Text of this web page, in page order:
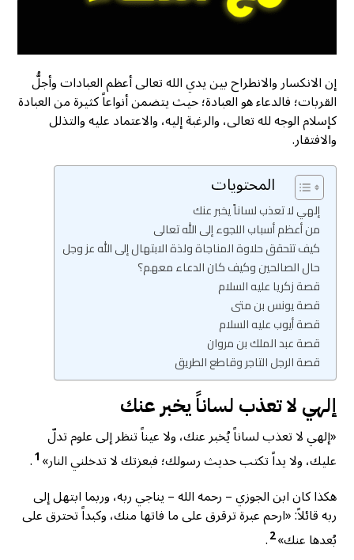
إن الانكسار والانطراح بين يدي الله تعالى أعظم العبادات وأجلُّ
القربات؛ فالدعاء هو العبادة؛ حيث يتضمن أنواعاً كثيرة من العبادة
كإسلام الوجه لله تعالى، والرغبة إليه، والاعتماد عليه والتذلل
والافتقار.
المحتويات
إلهي لا تعذب لساناً يخبر عنك
من أعظم أسباب اللجوء إلى الله تعالى
كيف تتحقق حلاوة المناجاة ولذة الابتهال إلى الله عز وجل
حال الصالحين وكيف كان الدعاء معهم؟
قصة زكريا عليه السلام
قصة يونس بن متى
قصة أيوب عليه السلام
قصة عبد الملك بن مروان
قصة الرجل التاجر وقاطع الطريق
إلهي لا تعذب لساناً يخبر عنك
«إلهي لا تعذب لساناً يُخبر عنك، ولا عيناً تنظر إلى علوم تدلّ
عليك، ولا يداً تكتب حديث رسولك؛ فبعزتك لا تدخلني النار»1
.
هكذا كان ابن الجوزي – رحمه الله – يناجي ربه، وربما ابتهل إلى
ربه قائلاً: «ارحم عبرة ترقرق على ما فاتها منك، وكبداً تحترق على
بُعدها عنك»2
.